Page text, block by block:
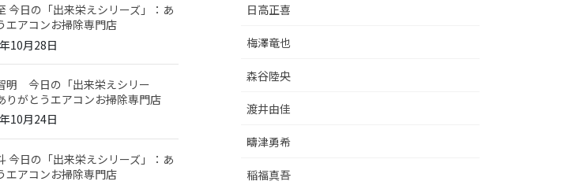
今日の「出来栄えシリーズ」：あ
エアコンお掃除専門店
10月28日
明 今日の「出来栄えシリー
りがとうエアコンお掃除専門店
10月24日
今日の「出来栄えシリーズ」：あ
エアコンお掃除専門店
日高正喜
梅澤竜也
森谷陸央
渡井由佳
疇津勇希
稲福真吾